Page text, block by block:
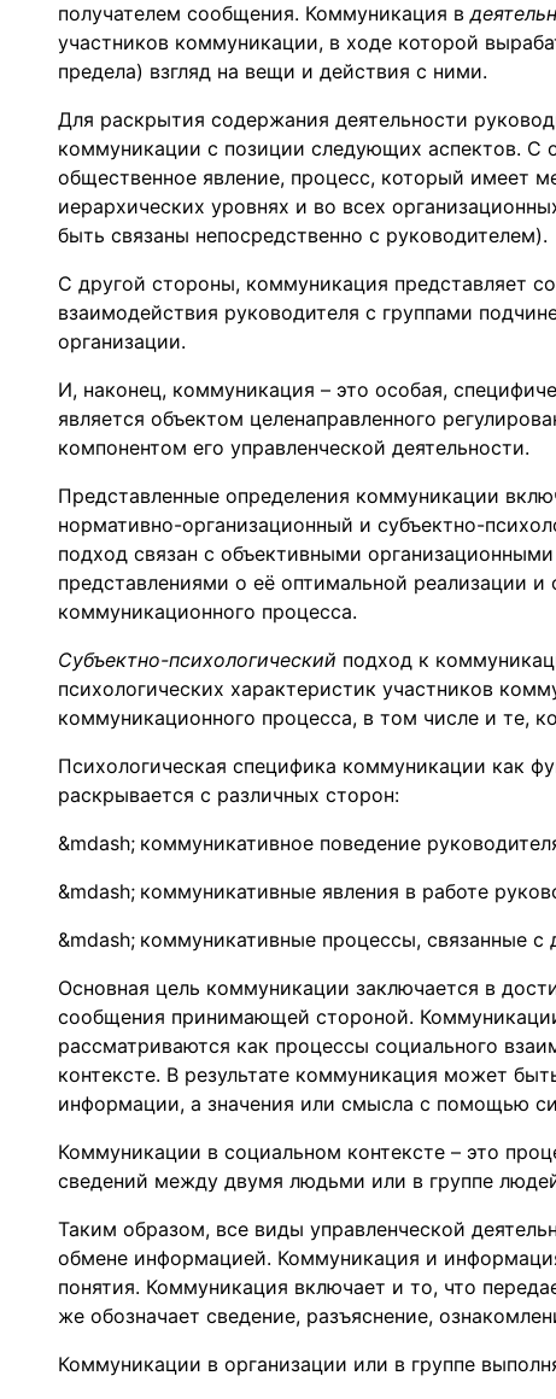
получателем сообщения. Коммуникация в
участников коммуникации, в ходе которой
предела) взгляд на вещи и действия с ними.
Для раскрытия содержания деятельности
коммуникации с позиции следующих аспектов. С
общественное явление, процесс, который имеет
иерархических уровнях и во всех
быть связаны непосредственно с руководителем).
С другой стороны, коммуникация представляет
взаимодействия руководителя с группами
организации.
И, наконец, коммуникация – это особая,
является объектом целенаправленного
компонентом его управленческой деятельности.
Представленные определения коммуникации
нормативно-организационный и субъектно-
подход связан с объективными
представлениями о её оптимальной реализации
коммуникационного процесса.
Субъектно-психологический подход к
психологических характеристик участников
коммуникационного процесса, в том числе и те,
Психологическая специфика коммуникации как
раскрывается с различных сторон:
коммуникативное поведение
коммуникативные явления в работе
коммуникативные процессы, связанные с
Основная цель коммуникации заключается в
сообщения принимающей стороной.
рассматриваются как процессы социального
контексте. В результате коммуникация может
информации, а значения или смысла с помощью
Коммуникации в социальном контексте – это
сведений между двумя людьми или в группе
Таким образом, все виды управленческой
обмене информацией. Коммуникация и
понятия. Коммуникация включает и то, что
же обозначает сведение, разъяснение,
Коммуникации в организации или в группе